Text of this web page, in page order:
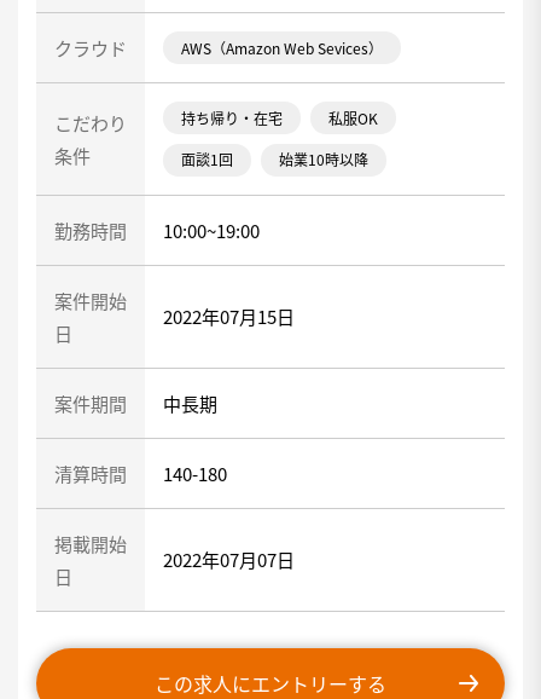
クラウド AWS（Amazon Web Sevices）
こだわり
条件
持ち帰り・在宅 私服OK
面談1回 始業10時以降
勤務時間 10:00~19:00
案件開始
日
2022年07月15日
案件期間 中長期
清算時間 140-180
掲載開始
日
2022年07月07日
この求人にエントリーする